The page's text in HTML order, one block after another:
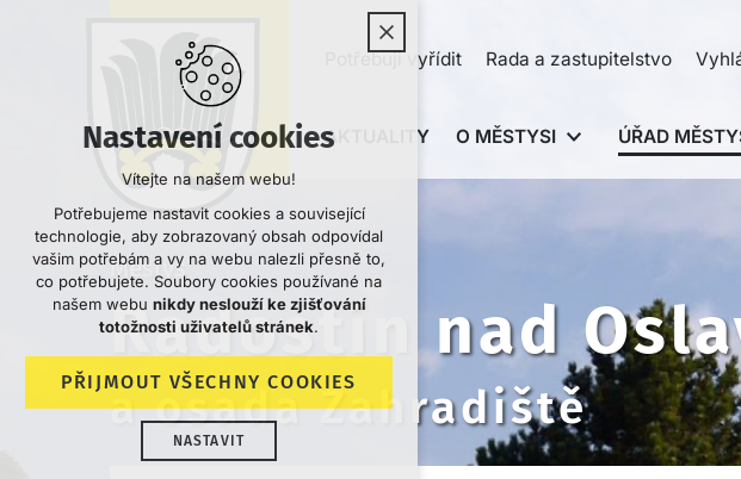
Potřebuji vyřídit Rada a zastupitelstvo
AKTUALITY O MĚSTYSI ÚŘAD
Městys
Radostín nad
a osada Zahradiště
Nastavení cookies
Vítejte na našem webu!
Potřebujeme nastavit cookies a související
technologie, aby zobrazovaný obsah odpovídal
vašim potřebám a vy na webu nalezli přesně to,
co potřebujete. Soubory cookies používané na
našem webu nikdy neslouží ke zjišťování
totožnosti uživatelů stránek.
PŘIJMOUT VŠECHNY COOKIES
NASTAVIT